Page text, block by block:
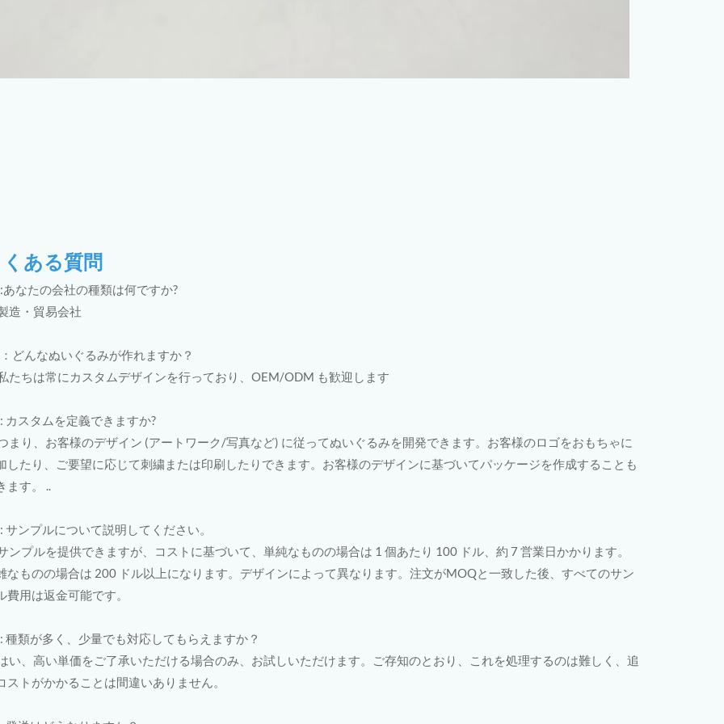
くある質問
なたの会社の種類は何ですか?
造・貿易会社
どんなぬいぐるみが作れますか？
たちは常にカスタムデザインを行っており、OEM/ODM も歓迎します
カスタムを定義できますか?
まり、お客様のデザイン (アートワーク/写真など) に従ってぬいぐるみを開発できます。お客様のロゴをおもちゃに
したり、ご要望に応じて刺繍または印刷したりできます。お客様のデザインに基づいてパッケージを作成することも
ます。 ..
サンプルについて説明してください。
ンプルを提供できますが、コストに基づいて、単純なものの場合は 1 個あたり 100 ドル、約 7 営業日かかります。
なものの場合は 200 ドル以上になります。デザインによって異なります。注文がMOQと一致した後、すべてのサン
費用は返金可能です。
種類が多く、少量でも対応してもらえますか？
い、高い単価をご了承いただける場合のみ、お試しいただけます。ご存知のとおり、これを処理するのは難しく、追
ストがかかることは間違いありません。